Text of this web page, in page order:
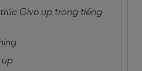
Give up trong tiếng
up